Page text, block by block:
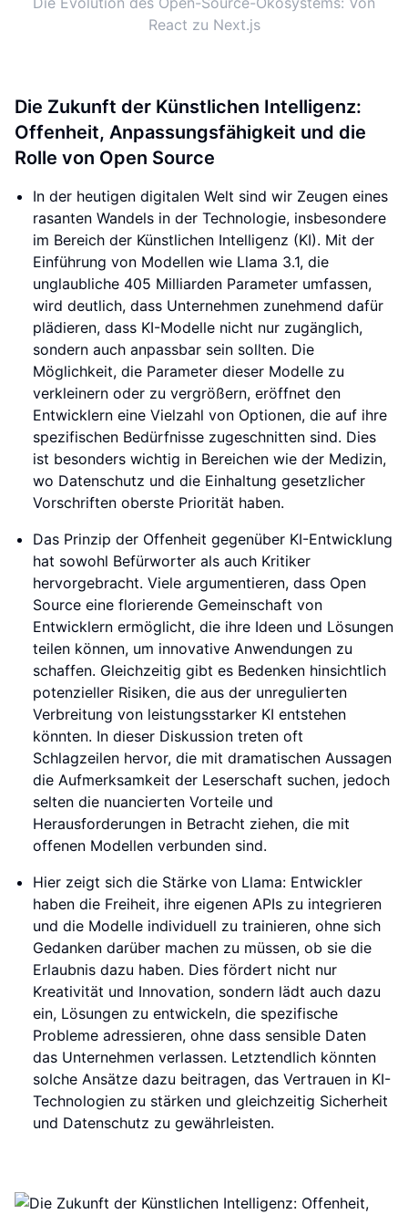
React zu Next.js
Die Zukunft der Künstlichen Intelligenz:
Offenheit, Anpassungsfähigkeit und die
Rolle von Open Source
In der heutigen digitalen Welt sind wir Zeugen eines
rasanten Wandels in der Technologie, insbesondere
im Bereich der Künstlichen Intelligenz (KI). Mit der
Einführung von Modellen wie Llama 3.1, die
unglaubliche 405 Milliarden Parameter umfassen,
wird deutlich, dass Unternehmen zunehmend dafür
plädieren, dass KI-Modelle nicht nur zugänglich,
sondern auch anpassbar sein sollten. Die
Möglichkeit, die Parameter dieser Modelle zu
verkleinern oder zu vergrößern, eröffnet den
Entwicklern eine Vielzahl von Optionen, die auf ihre
spezifischen Bedürfnisse zugeschnitten sind. Dies
ist besonders wichtig in Bereichen wie der Medizin,
wo Datenschutz und die Einhaltung gesetzlicher
Vorschriften oberste Priorität haben.
Das Prinzip der Offenheit gegenüber KI-Entwicklung
hat sowohl Befürworter als auch Kritiker
hervorgebracht. Viele argumentieren, dass Open
Source eine florierende Gemeinschaft von
Entwicklern ermöglicht, die ihre Ideen und Lösungen
teilen können, um innovative Anwendungen zu
schaffen. Gleichzeitig gibt es Bedenken hinsichtlich
potenzieller Risiken, die aus der unregulierten
Verbreitung von leistungsstarker KI entstehen
könnten. In dieser Diskussion treten oft
Schlagzeilen hervor, die mit dramatischen Aussagen
die Aufmerksamkeit der Leserschaft suchen, jedoch
selten die nuancierten Vorteile und
Herausforderungen in Betracht ziehen, die mit
offenen Modellen verbunden sind.
Hier zeigt sich die Stärke von Llama: Entwickler
haben die Freiheit, ihre eigenen APIs zu integrieren
und die Modelle individuell zu trainieren, ohne sich
Gedanken darüber machen zu müssen, ob sie die
Erlaubnis dazu haben. Dies fördert nicht nur
Kreativität und Innovation, sondern lädt auch dazu
ein, Lösungen zu entwickeln, die spezifische
Probleme adressieren, ohne dass sensible Daten
das Unternehmen verlassen. Letztendlich könnten
solche Ansätze dazu beitragen, das Vertrauen in KI-
Technologien zu stärken und gleichzeitig Sicherheit
und Datenschutz zu gewährleisten.